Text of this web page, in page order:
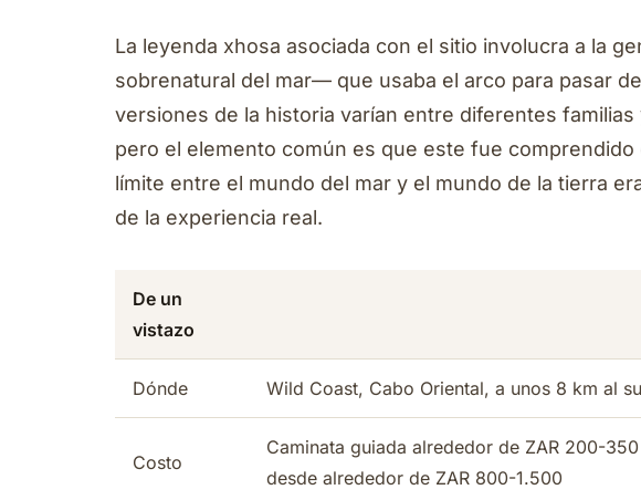
La leyenda xhosa asociada con el sitio involucra a la
sobrenatural del mar— que usaba el arco para pasar
versiones de la historia varían entre diferentes
pero el elemento común es que este fue
límite entre el mundo del mar y el mundo de la tierra
de la experiencia real.
De un
vistazo
Dónde Wild Coast, Cabo Oriental, a unos 8 km al
Costo
Caminata guiada alrededor de ZAR 200-
desde alrededor de ZAR 800-1.500